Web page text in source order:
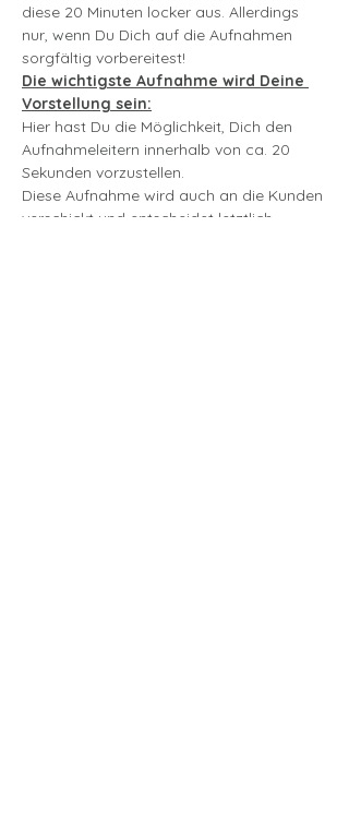
diese 20 Minuten locker aus. Allerdings
nur, wenn Du Dich auf die Aufnahmen
sorgfältig vorbereitest!
Die wichtigste Aufnahme wird Deine
Vorstellung sein:
Hier hast Du die Möglichkeit, Dich den
Aufnahmeleitern innerhalb von ca. 20
Sekunden vorzustellen.
Diese Aufnahme wird auch an die Kunden
verschickt und entscheidet letztlich